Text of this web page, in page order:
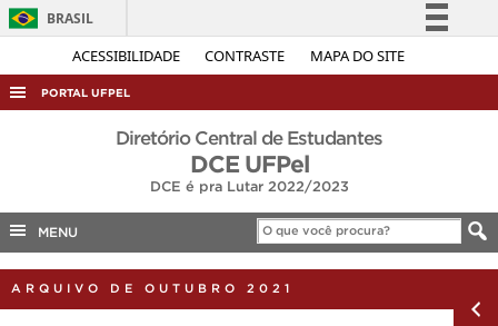
ACESSIBILIDADE CONTRASTE MAPA DO SITE
BRASIL
Simplifique!
Acesso à informação
Legislação
Canais
PORTAL UFPEL
ACESSO À INFORMAÇÃO
EDITAIS
Diretório Central de Estudantes
DCE UFPel
DCE é pra Lutar 2022/2023
MENU
ARQUIVO DE OUTUBRO 2021